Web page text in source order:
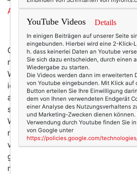
Oh, sehe ich die ersten schon ihre
man krank werden könnte, dement
Weil einem Altersarmut droht oder
ich weiß das. All das ist möglich.
auch nicht kleinreden. Aber ich
schrecken und mir das Älter
Womöglich ist man gesund und
rege bis zum 101. Geburtstag (und
vor!) – und hat sich
gemacht. Wenn es doch anders
man vorher wenigstens richtig viel
YouTube Videos Details
In einigen Beiträgen auf unserer Seite
eingebunden. Hierbei wird eine 2-Klick-
h. dass keinerlei Daten an Youtube
Sie sich dazu entscheiden, durch einen
Wiedergabe zu starten.
Die Videos werden dann im erweiterten
von Youtube eingebunden. Mit Klick auf
Button erteilen Sie Ihre Einwilligung
dem von Ihnen verwendeten Endgerät
einer Analyse des Nutzungsverhaltens
und Marketing-Zwecken dienen
Verwendung durch Youtube finden Sie
von Google unter
https://policies.google.com/